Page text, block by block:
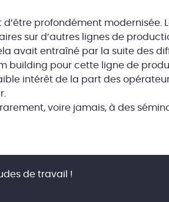
profondément modernisée.
sur d’autres lignes de
avait entraîné par la suite des
building pour cette ligne de
intérêt de la part des
voire jamais, à des
de travail !